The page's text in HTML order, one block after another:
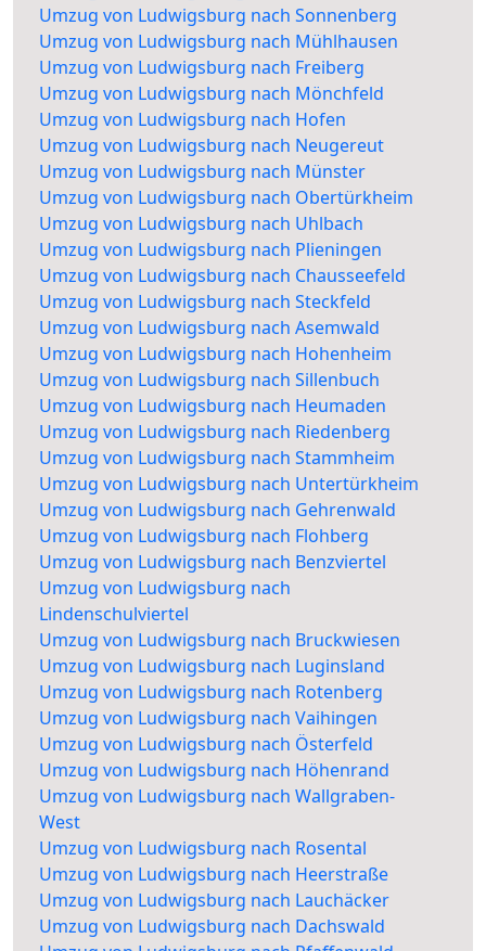
Umzug von Ludwigsburg nach Sonnenberg
Umzug von Ludwigsburg nach Mühlhausen
Umzug von Ludwigsburg nach Freiberg
Umzug von Ludwigsburg nach Mönchfeld
Umzug von Ludwigsburg nach Hofen
Umzug von Ludwigsburg nach Neugereut
Umzug von Ludwigsburg nach Münster
Umzug von Ludwigsburg nach Obertürkheim
Umzug von Ludwigsburg nach Uhlbach
Umzug von Ludwigsburg nach Plieningen
Umzug von Ludwigsburg nach Chausseefeld
Umzug von Ludwigsburg nach Steckfeld
Umzug von Ludwigsburg nach Asemwald
Umzug von Ludwigsburg nach Hohenheim
Umzug von Ludwigsburg nach Sillenbuch
Umzug von Ludwigsburg nach Heumaden
Umzug von Ludwigsburg nach Riedenberg
Umzug von Ludwigsburg nach Stammheim
Umzug von Ludwigsburg nach Untertürkheim
Umzug von Ludwigsburg nach Gehrenwald
Umzug von Ludwigsburg nach Flohberg
Umzug von Ludwigsburg nach Benzviertel
Umzug von Ludwigsburg nach
Lindenschulviertel
Umzug von Ludwigsburg nach Bruckwiesen
Umzug von Ludwigsburg nach Luginsland
Umzug von Ludwigsburg nach Rotenberg
Umzug von Ludwigsburg nach Vaihingen
Umzug von Ludwigsburg nach Österfeld
Umzug von Ludwigsburg nach Höhenrand
Umzug von Ludwigsburg nach Wallgraben-
West
Umzug von Ludwigsburg nach Rosental
Umzug von Ludwigsburg nach Heerstraße
Umzug von Ludwigsburg nach Lauchäcker
Umzug von Ludwigsburg nach Dachswald